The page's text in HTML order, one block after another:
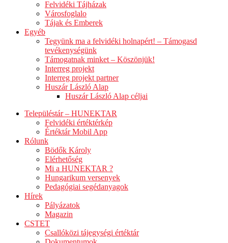
Felvidéki Tájházak
Városfoglalo
Tájak és Emberek
Egyéb
Tegyünk ma a felvidéki holnapért! – Támogasd
tevékenységünk
Támogatnak minket – Köszönjük!
Interreg projekt
Interreg projekt partner
Huszár László Alap
Huszár László Alap céljai
Településtár – HUNEKTAR
Felvidéki értéktérkép
Értéktár Mobil App
Rólunk
Bödők Károly
Elérhetőség
Mi a HUNEKTAR ?
Hungarikum versenyek
Pedagógiai segédanyagok
Hírek
Pályázatok
Magazin
CSTET
Csallóközi tájegységi értéktár